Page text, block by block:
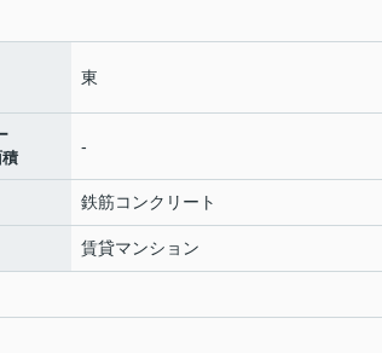
東
-
鉄筋コンクリート
賃貸マンション